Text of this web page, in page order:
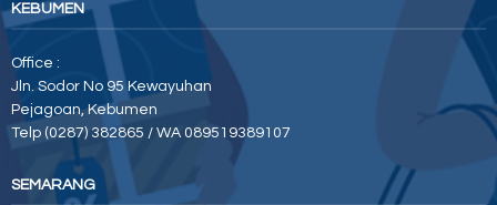
KEBUMEN
Office :
Jln. Sodor No 95 Kewayuhan
Pejagoan, Kebumen
Telp (0287) 382865 / WA 089519389107
SEMARANG